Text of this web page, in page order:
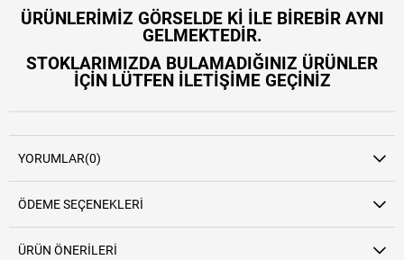
ÜRÜNLERİMİZ GÖRSELDE Kİ İLE BİREBİR AYNI
GELMEKTEDİR.
STOKLARIMIZDA BULAMADIĞINIZ ÜRÜNLER
İÇİN LÜTFEN İLETİŞİME GEÇİNİZ
YORUMLAR(0)
ÖDEME SEÇENEKLERI
ÜRÜN ÖNERILERI